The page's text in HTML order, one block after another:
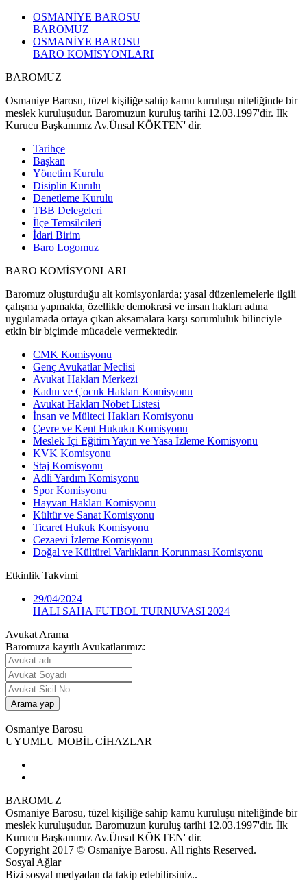
OSMANİYE BAROSU
BAROMUZ
OSMANİYE BAROSU
BARO KOMİSYONLARI
BAROMUZ
Osmaniye Barosu, tüzel kişiliğe sahip kamu kuruluşu niteliğinde bir
meslek kuruluşudur. Baromuzun kuruluş tarihi 12.03.1997'dir. İlk
Kurucu Başkanımız Av.Ünsal KÖKTEN' dir.
Tarihçe
Başkan
Yönetim Kurulu
Disiplin Kurulu
Denetleme Kurulu
TBB Delegeleri
İlçe Temsilcileri
İdari Birim
Baro Logomuz
BARO KOMİSYONLARI
Baromuz oluşturduğu alt komisyonlarda; yasal düzenlemelerle ilgili
çalışma yapmakta, özellikle demokrasi ve insan hakları adına
uygulamada ortaya çıkan aksamalara karşı sorumluluk bilinciyle
etkin bir biçimde mücadele vermektedir.
CMK Komisyonu
Genç Avukatlar Meclisi
Avukat Hakları Merkezi
Kadın ve Çocuk Hakları Komisyonu
Avukat Hakları Nöbet Listesi
İnsan ve Mülteci Hakları Komisyonu
Çevre ve Kent Hukuku Komisyonu
Meslek İçi Eğitim Yayın ve Yasa İzleme Komisyonu
KVK Komisyonu
Staj Komisyonu
Adli Yardım Komisyonu
Spor Komisyonu
Hayvan Hakları Komisyonu
Kültür ve Sanat Komisyonu
Ticaret Hukuk Komisyonu
Cezaevi İzleme Komisyonu
Doğal ve Kültürel Varlıkların Korunması Komisyonu
Etkinlik Takvimi
29/04/2024
HALI SAHA FUTBOL TURNUVASI 2024
Avukat Arama
Baromuza kayıtlı Avukatlarımız:
Osmaniye Barosu
UYUMLU MOBİL CİHAZLAR
BAROMUZ
Osmaniye Barosu, tüzel kişiliğe sahip kamu kuruluşu niteliğinde bir
meslek kuruluşudur. Baromuzun kuruluş tarihi 12.03.1997'dir. İlk
Kurucu Başkanımız Av.Ünsal KÖKTEN' dir.
Copyright 2017 © Osmaniye Barosu. All rights Reserved.
Sosyal Ağlar
Bizi sosyal medyadan da takip edebilirsiniz..